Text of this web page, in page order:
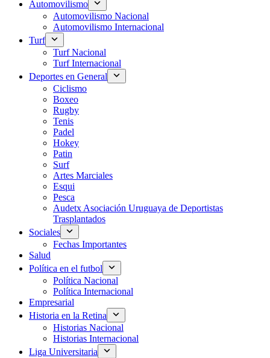
Automovilismo
Automovilismo Nacional
Automovilismo Internacional
Turf
Turf Nacional
Turf Internacional
Deportes en General
Ciclismo
Boxeo
Rugby
Tenis
Padel
Hokey
Patin
Surf
Artes Marciales
Esqui
Pesca
Audetx Asociación Uruguaya de Deportistas
Trasplantados
Sociales
Fechas Importantes
Salud
Política en el futbol
Política Nacional
Política Internacional
Empresarial
Historia en la Retina
Historias Nacional
Historias Internacional
Liga Universitaria